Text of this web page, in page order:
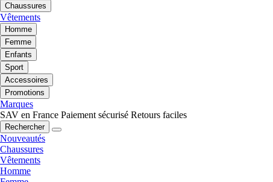
Chaussures
Vêtements
Homme
Femme
Enfants
Sport
Accessoires
Promotions
Marques
SAV en France Paiement sécurisé Retours faciles
Rechercher
Nouveautés
Chaussures
Vêtements
Homme